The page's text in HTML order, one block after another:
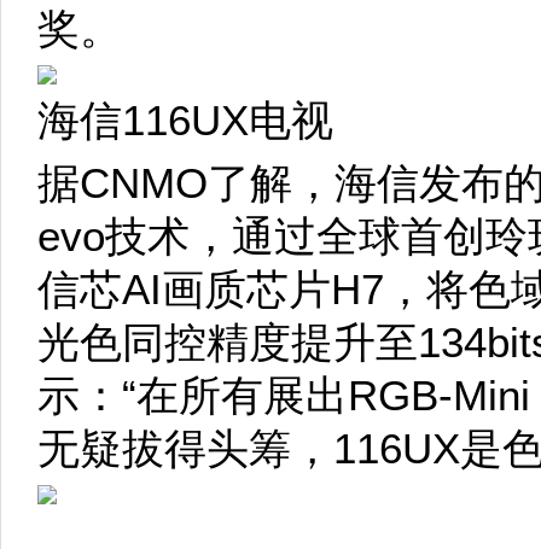
奖。
海信116UX电视
据CNMO了解，海信发布
evo技术，通过全球首创
信芯AI画质芯片H7，将色
光色同控精度提升至
示：“在所有展出RGB-
无疑拔得头筹，116UX是